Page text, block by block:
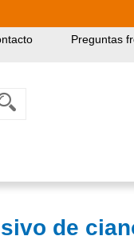
Preguntas
de